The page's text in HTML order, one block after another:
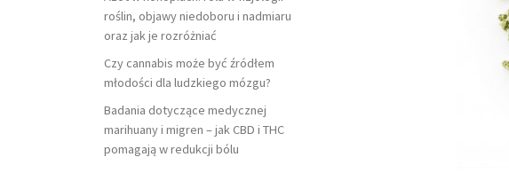
roślin, objawy niedoboru i nadmiaru
oraz jak je rozróżniać
Czy cannabis może być źródłem
młodości dla ludzkiego mózgu?
Badania dotyczące medycznej
marihuany i migren – jak CBD i THC
pomagają w redukcji bólu